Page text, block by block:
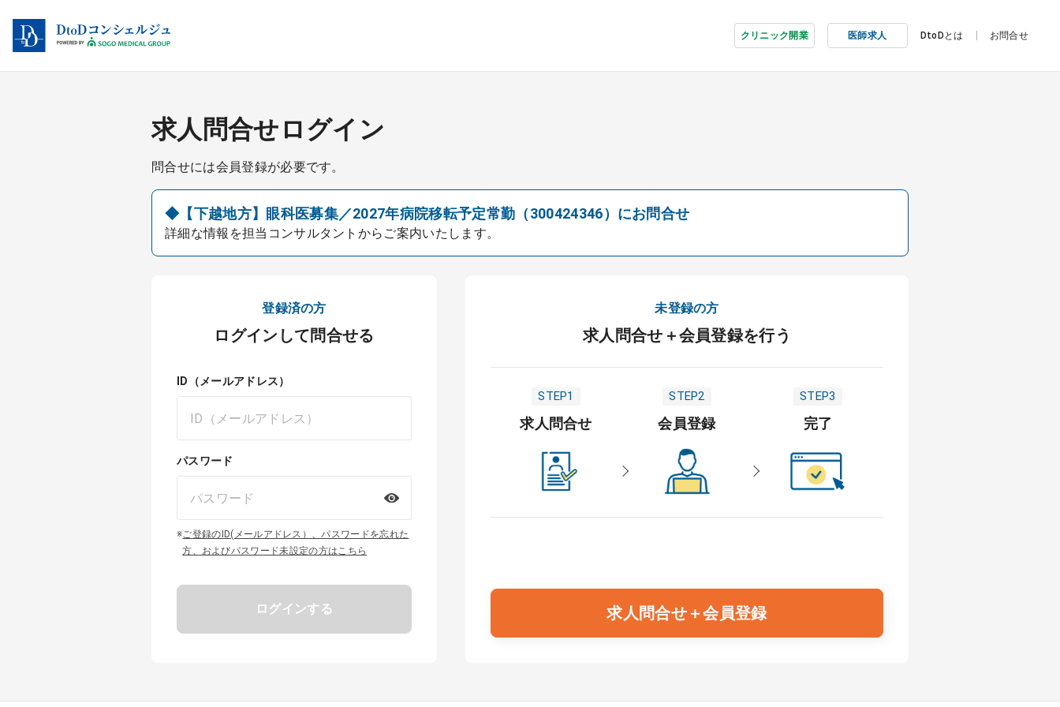
クリニック開業 医師求人 DtoDとは お問合せ
求人問合せログイン
問合せには会員登録が必要です。
◆【下越地方】眼科医募集／2027年病院移転予定常勤（300424346）にお問合せ
詳細な情報を担当コンサルタントからご案内いたします。
登録済の方
ログインして問合せる
ID（メールアドレス）
パスワード
※ご登録のID(メールアドレス）、パスワードを忘れた
方、およびパスワード未設定の方はこちら
ログインする
未登録の方
求人問合せ＋会員登録を行う
STEP1
求人問合せ
STEP2
会員登録
STEP3
完了
求人問合せ＋会員登録